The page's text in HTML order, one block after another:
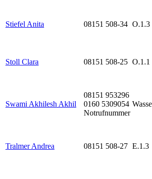
Stiefel Anita 08151 508-34 O.1.3
Stoll Clara 08151 508-25 O.1.1
Swami Akhilesh Akhil
08151 953296
0160 5309054
Notrufnummer
Tralmer Andrea 08151 508-27 E.1.3